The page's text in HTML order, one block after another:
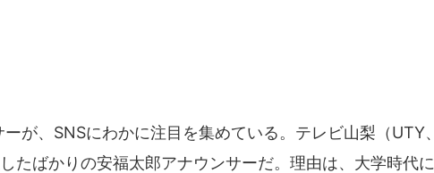
が、SNSにわかに注目を集めている。テレビ山梨（UTY、
たばかりの安福太郎アナウンサーだ。理由は、大学時代に